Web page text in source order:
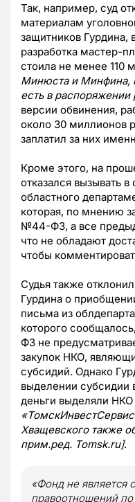
Так, например, суд
материалам
защитников Гурдина,
разработка мастер-
стоила не менее 110
Минюста и Минфина,
есть в распоряжении
версии обвинения,
около 30 миллионов
заплатил за них
Кроме этого, на
отказался вызывать
областного
которая, по мнению
№44-ФЗ, а все
что не обладают
чтобы
Судья также
Гурдина о
письма из
которого
ФЗ не
закупок НКО,
субсидий. Однако
выделении
деньги выделяли НКО
Хващевского также
прим.ред. Tomsk.ru].
«Фонд не является
правоотношений